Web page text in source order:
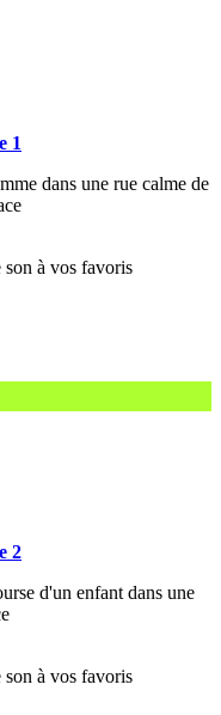
1
dans une rue calme de
2
d'un enfant dans une